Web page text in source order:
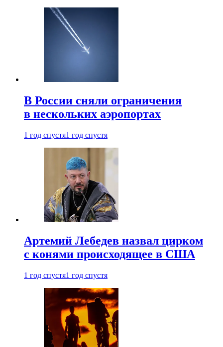
В России сняли ограничения
в нескольких аэропортах
1 год спустя1 год спустя
Артемий Лебедев назвал цирком
с конями происходящее в США
1 год спустя1 год спустя